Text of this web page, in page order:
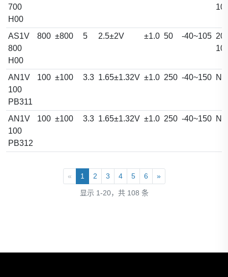
700
H00
AS1V
800
H00
800 ±800 5 2.5±2V ±1.0 50 -40~105
AN1V
100
PB311
100 ±100 3.3 1.65±1.32V ±1.0 250 -40~150 NA
AN1V
100
PB312
100 ±100 3.3 1.65±1.32V ±1.0 250 -40~150 NA
« 1 2 3 4 5 6 »
显示 1-20，共 108 条